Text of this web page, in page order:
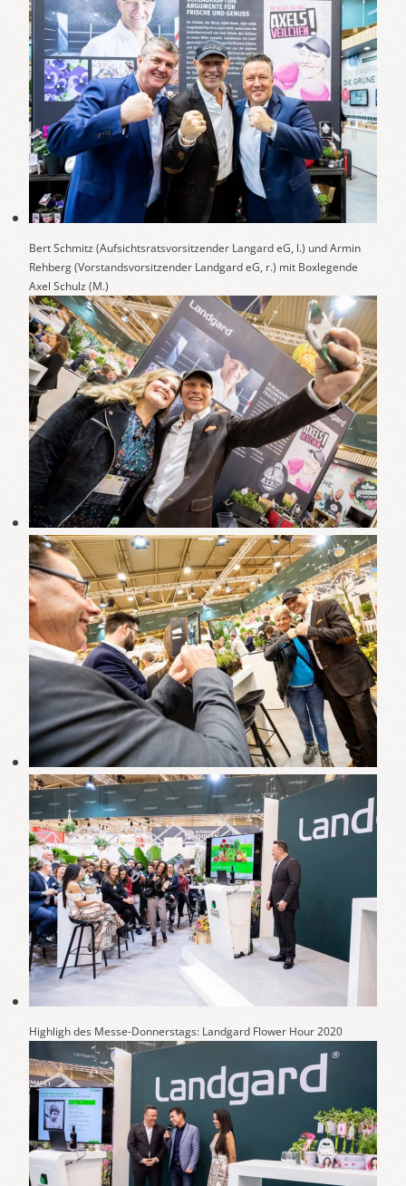
Bert Schmitz (Aufsichtsratsvorsitzender Langard eG, l.) und Armin
Rehberg (Vorstandsvorsitzender Landgard eG, r.) mit Boxlegende
Axel Schulz (M.)
Highligh des Messe-Donnerstags: Landgard Flower Hour 2020